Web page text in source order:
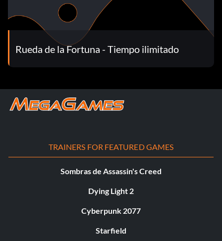
Rueda de la Fortuna - Tiempo ilimitado
TRAINERS FOR FEATURED GAMES
Sombras de Assassin's Creed
Dying Light 2
Cyberpunk 2077
Starfield